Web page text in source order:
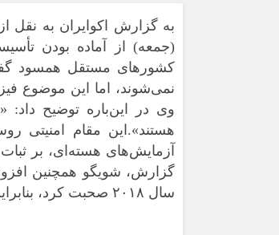
به گزارش اکوایران به نقل
(جمعه) از آماده بودن
کشورهای مستقل همسود
نمی‌شوند، اما این موضوع
وی در این‌باره توضیح
هستند».این مقام امنیتی
آزمایش‌های هسته‌ای، بر
گزارش، شویگو همچنین
سال ۲۰۱۸ صحبت کرد، بنابراین نباید آنها را غافلگیر کند».